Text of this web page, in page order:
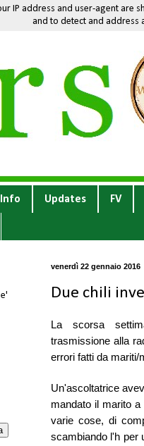
Info Updates FV
venerdì 22 gennaio 2016
Due chili
La scorsa
trasmissione alla
errori fatti da mariti/
Un'ascoltatrice
mandato il marito
varie cose, di
scambiando l'h per
IP address and user-agent
and to detect and address